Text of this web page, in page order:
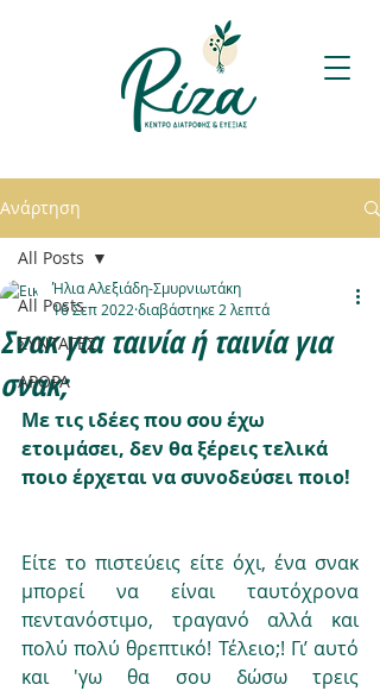
Ανάρτηση
All Posts
ΣΥΝΤΑΓΕΣ
ΑΡΘΡΑ
All Posts
Σνακ για ταινία ή ταινία για
σνακ;
Ήλια Αλεξιάδη-Σμυρνιωτάκη
16 Σεπ 2022 διαβάστηκε 2 λεπτά
Με τις ιδέες που σου έχω
ετοιμάσει, δεν θα ξέρεις τελικά
ποιο έρχεται να συνοδεύσει ποιο!
Είτε το πιστεύεις είτε όχι, ένα σνακ
μπορεί να είναι ταυτόχρονα
πεντανόστιμο, τραγανό αλλά και
πολύ πολύ θρεπτικό! Τέλειο;! Γι’ αυτό
και 'γω θα σου δώσω τρεις